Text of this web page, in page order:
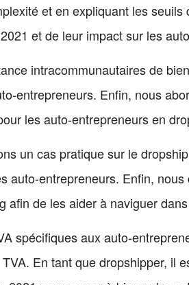
et en expliquant les
et de leur impact sur les
intracommunautaires de
entrepreneurs. Enfin, nous
les auto-entrepreneurs en
un cas pratique sur le
auto-entrepreneurs. Enfin,
afin de les aider à naviguer
spécifiques aux auto-
En tant que dropshipper, il